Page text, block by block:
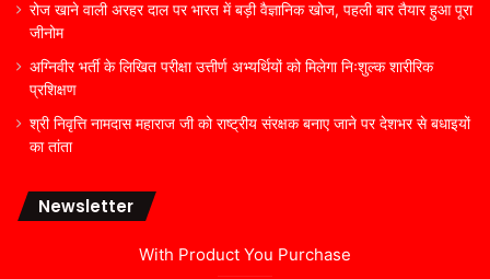
रोज खाने वाली अरहर दाल पर भारत में बड़ी वैज्ञानिक खोज, पहली बार तैयार हुआ पूरा
जीनोम
अग्निवीर भर्ती के लिखित परीक्षा उत्तीर्ण अभ्यर्थियों को मिलेगा निःशुल्क शारीरिक
प्रशिक्षण
श्री निवृत्ति नामदास महाराज जी को राष्ट्रीय संरक्षक बनाए जाने पर देशभर से बधाइयों
का तांता
Newsletter
With Product You Purchase